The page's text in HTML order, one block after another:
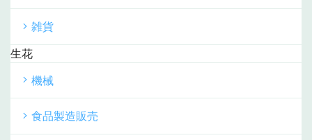
雑貨
生花
機械
食品製造販売